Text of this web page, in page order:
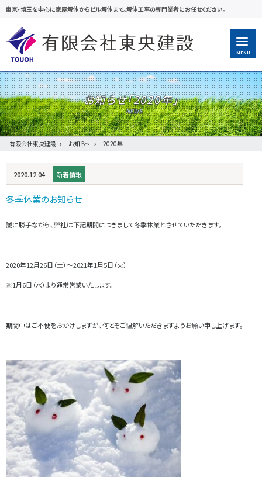
東京・埼玉を中心に家屋解体からビル解体まで。解体工事の専門業者にお任せください。
MENU
お知らせ「2020年」
有限会社東央建設 お知らせ 2020年
2020.12.04 新着情報
冬季休業のお知らせ
誠に勝手ながら、弊社は下記期間につきまして冬季休業とさせていただきます。
2020年12月26日（土）～2021年1月5日（火）
※1月6日（水）より通常営業いたします。
期間中はご不便をおかけしますが、何とぞご理解いただきますようお願い申し上げます。